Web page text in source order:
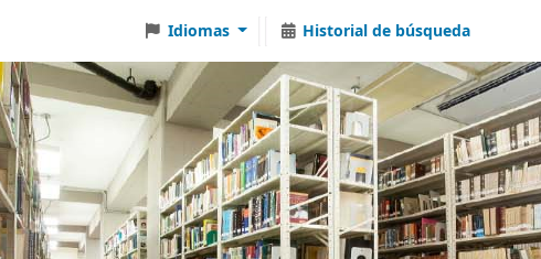
Idiomas Historial de búsqueda